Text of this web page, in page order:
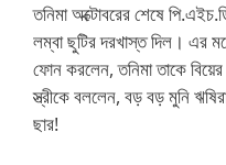
তনিমা অক্টোবরের শেষে
লম্বা ছুটির দরখাস্ত দিল। এর
ফোন করলেন, তনিমা তাকে
স্ত্রীকে বললেন, বড় বড় মুনি
ছার!